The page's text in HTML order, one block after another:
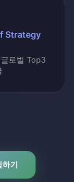
Strategy
로벌 Top3
하기